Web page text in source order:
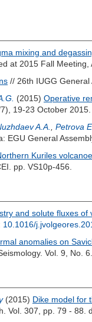
mixing and
at 2015 Fall Meeting,
// 26th IUGG General
(2015) Operative
19-23 October 2015.
A.A. Petrova E.
EGU General
Kuriles
pp. VS10p-456.
and solute fluxes
10.1016/
anomalies on
Vol. 9, No.
(2015) Dike model for
Vol. 307, pp. 79 - 88.